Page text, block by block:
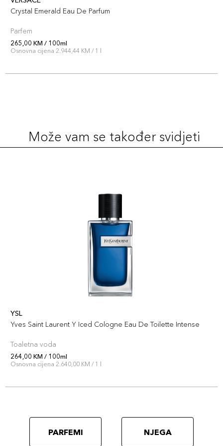
Crystal Emerald Eau De Parfum
Parfem
265,00 KM / 100ml
Osnovna cijena 2.944,44 KM / 1 l
Može vam se također svidjeti
YSL
Yves Saint Laurent Y Iced Cologne Eau De Toilette Intense
Toaletna voda
264,00 KM / 100ml
Osnovna cijena 2.640,00 KM / 1 l
PARFEMI NJEGA